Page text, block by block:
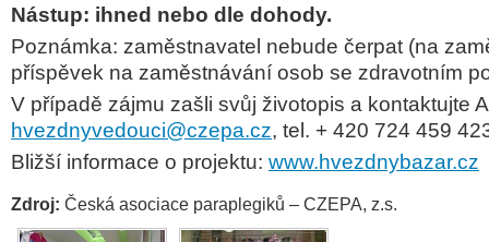
Nástup: ihned nebo dle dohody.
Poznámka: zaměstnavatel nebude čerpat (na
příspěvek na zaměstnávání osob se zdravotním
V případě zájmu zašli svůj životopis a kontaktujte
hvezdnyvedouci@czepa.cz, tel. + 420 724 459
Bližší informace o projektu: www.hvezdnybazar.cz
Zdroj: Česká asociace paraplegiků – CZEPA, z.s.